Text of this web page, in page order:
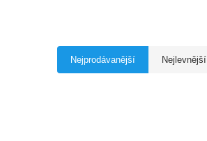
Nejprodávanější Nejlevnější